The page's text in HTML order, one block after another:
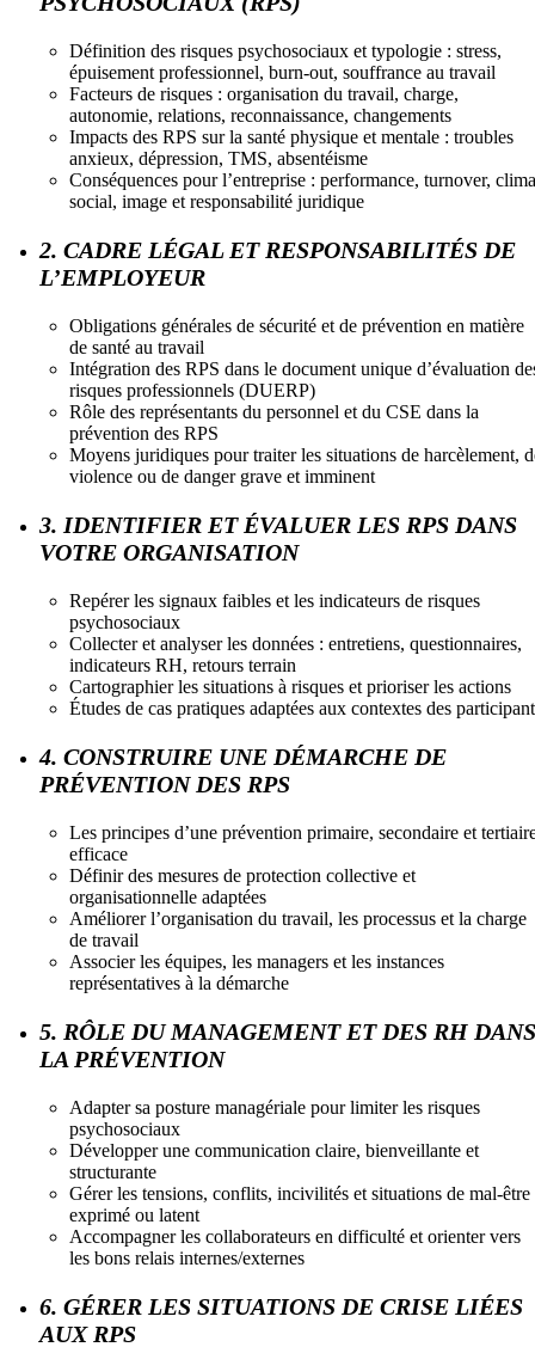
Définition des risques psychosociaux et typologie : stress,
épuisement professionnel, burn-out, souffrance au travail
Facteurs de risques : organisation du travail, charge,
autonomie, relations, reconnaissance, changements
Impacts des RPS sur la santé physique et mentale : troubles
anxieux, dépression, TMS, absentéisme
Conséquences pour l’entreprise : performance, turnover,
social, image et responsabilité juridique
2. CADRE LÉGAL ET RESPONSABILITÉS DE
L’EMPLOYEUR
Obligations générales de sécurité et de prévention en matière
de santé au travail
Intégration des RPS dans le document unique d’évaluation
risques professionnels (DUERP)
Rôle des représentants du personnel et du CSE dans la
prévention des RPS
Moyens juridiques pour traiter les situations de harcèlement,
violence ou de danger grave et imminent
3. IDENTIFIER ET ÉVALUER LES RPS DANS
VOTRE ORGANISATION
Repérer les signaux faibles et les indicateurs de risques
psychosociaux
Collecter et analyser les données : entretiens, questionnaires,
indicateurs RH, retours terrain
Cartographier les situations à risques et prioriser les actions
Études de cas pratiques adaptées aux contextes des
4. CONSTRUIRE UNE DÉMARCHE DE
PRÉVENTION DES RPS
Les principes d’une prévention primaire, secondaire et
efficace
Définir des mesures de protection collective et
organisationnelle adaptées
Améliorer l’organisation du travail, les processus et la charge
de travail
Associer les équipes, les managers et les instances
représentatives à la démarche
5. RÔLE DU MANAGEMENT ET DES RH DANS
LA PRÉVENTION
Adapter sa posture managériale pour limiter les risques
psychosociaux
Développer une communication claire, bienveillante et
structurante
Gérer les tensions, conflits, incivilités et situations de mal-être
exprimé ou latent
Accompagner les collaborateurs en difficulté et orienter vers
les bons relais internes/externes
6. GÉRER LES SITUATIONS DE CRISE LIÉES
AUX RPS